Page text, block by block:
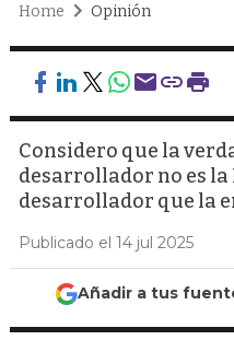
Home Opinión
Considero que la
desarrollador no es la
desarrollador que la
Publicado el 14 jul 2025
Añadir a tus